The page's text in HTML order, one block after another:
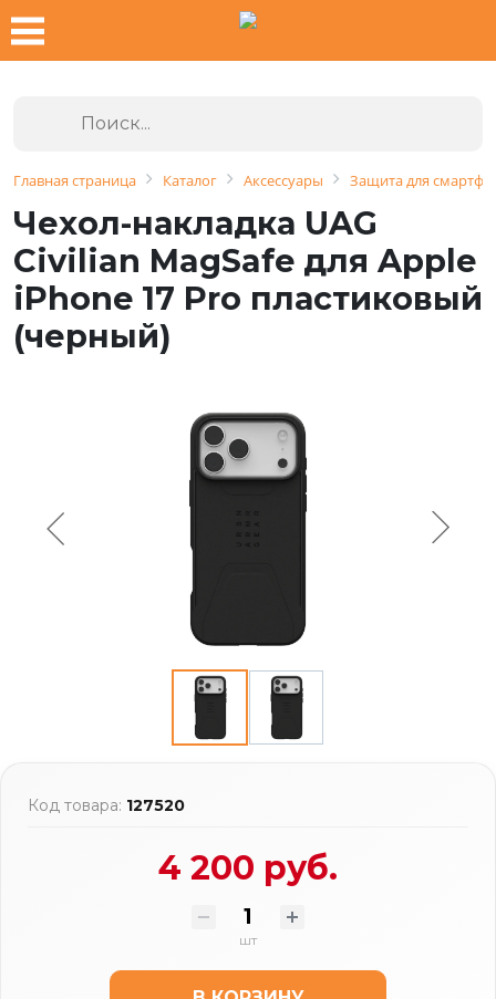
Главная страница Каталог Аксессуары Защита для
Чехол-накладка UAG
Civilian MagSafe для Apple
iPhone 17 Pro пластиковый
(черный)
Код товара: 127520
4 200 руб.
шт